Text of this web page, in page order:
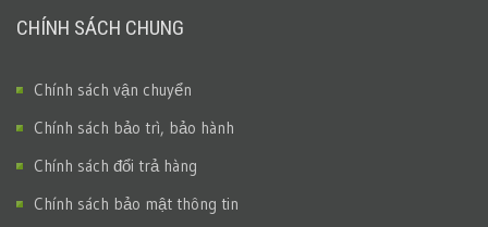
CHÍNH SÁCH CHUNG
Chính sách vận chuyển
Chính sách bảo trì, bảo hành
Chính sách đổi trả hàng
Chính sách bảo mật thông tin